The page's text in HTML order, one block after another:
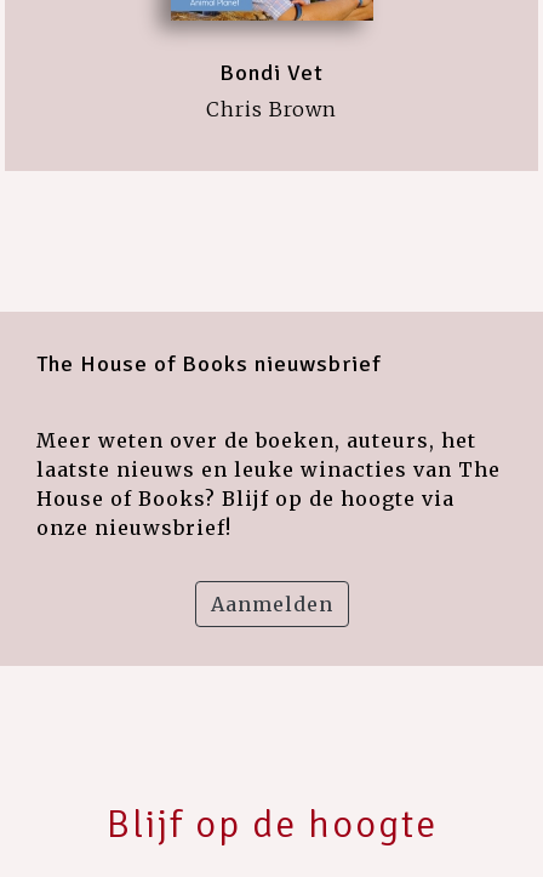
Bondi Vet
Chris Brown
The House of Books nieuwsbrief
Meer weten over de boeken, auteurs, het
laatste nieuws en leuke winacties van The
House of Books? Blijf op de hoogte via
onze nieuwsbrief!
Aanmelden
Blijf op de hoogte